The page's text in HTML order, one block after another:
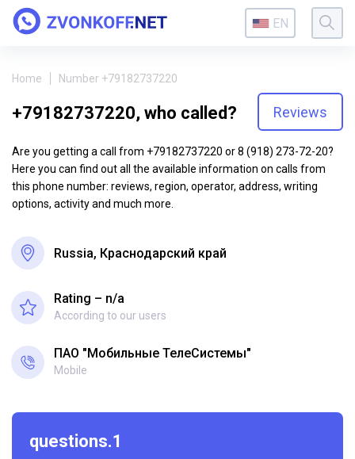
EN
Home Number +79182737220
+79182737220, who called? Reviews
Are you getting a call from +79182737220 or 8 (918) 273-72-20?
Here you can find out all the available information on calls from
this phone number: reviews, region, operator, address, writing
options, activity and much more.
Russia, Краснодарский край
Rating – n/a
According to our users
ПАО "Мобильные ТелеСистемы"
Mobile
questions.1